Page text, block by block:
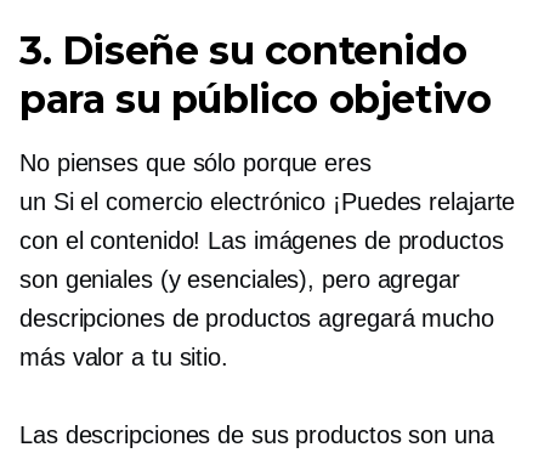
3. Diseñe su contenido
para su público objetivo
No pienses que sólo porque eres
un Si el comercio electrónico ¡Puedes relajarte
con el contenido! Las imágenes de productos
son geniales (y esenciales), pero agregar
descripciones de productos agregará mucho
más valor a tu sitio.
Las descripciones de sus productos son una